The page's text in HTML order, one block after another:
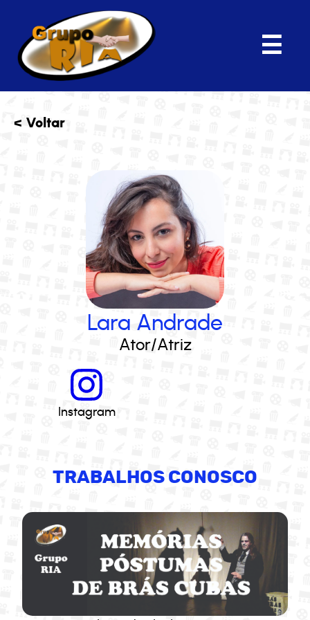
☰
< Voltar
Lara Andrade
Ator/Atriz
Instagram
TRABALHOS CONOSCO